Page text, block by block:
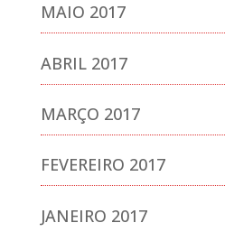
MAIO 2017
ABRIL 2017
MARÇO 2017
FEVEREIRO 2017
JANEIRO 2017